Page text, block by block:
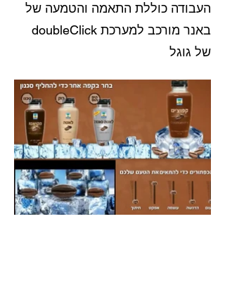
העבודה כוללת התאמה והטמעה של
באנר מורכב למערכת doubleClick
של גוגל